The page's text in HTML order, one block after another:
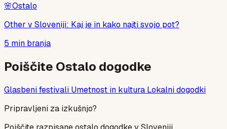
🌸Ostalo
Other v Sloveniji: Kaj je in kako najti svojo pot?
5 min branja
Poiščite Ostalo dogodke
Glasbeni festivali Umetnost in kultura Lokalni dogodki
Pripravljeni za izkušnjo?